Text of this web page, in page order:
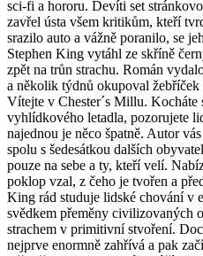
sci-fi a hororu. Devíti set
zavřel ústa všem kritikům, kteří
srazilo auto a vážně poranilo, se
Stephen King vytáhl ze skříně
zpět na trůn strachu. Román
a několik týdnů okupoval
Vítejte v Chester´s Millu. Kocháte
vyhlídkového letadla, pozorujete
najednou je něco špatně. Autor
spolu s šedesátkou dalších
pouze na sebe a ty, kteří velí.
poklop vzal, z čeho je tvořen a
King rád studuje lidské chování v
svědkem přeměny civilizovaných
strachem v primitivní stvoření.
nejprve enormně zahřívá a pak